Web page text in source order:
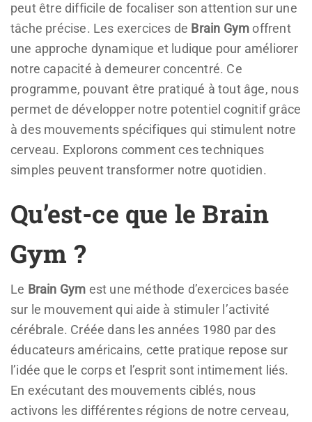
peut être difficile de focaliser son attention sur une
tâche précise. Les exercices de Brain Gymoffrent
une approche dynamique et ludique pour améliorer
notre capacité à demeurer concentré. Ce
programme, pouvant être pratiqué à tout âge, nous
permet de développer notre potentiel cognitif grâce
à des mouvements spécifiques qui stimulent notre
cerveau. Explorons comment ces techniques
simples peuvent transformer notre quotidien.
Qu’est-ce que le Brain
Gym ?
Le Brain Gym est une méthode d’exercices basée
sur le mouvement qui aide à stimuler l’activité
cérébrale. Créée dans les années 1980 par des
éducateurs américains, cette pratique repose sur
l’idée que le corps et l’esprit sont intimement liés.
En exécutant des mouvements ciblés, nous
activons les différentes régions de notre cerveau,